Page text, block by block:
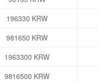
196330 KRW
981650 KRW
1963300 KRW
9816500 KRW